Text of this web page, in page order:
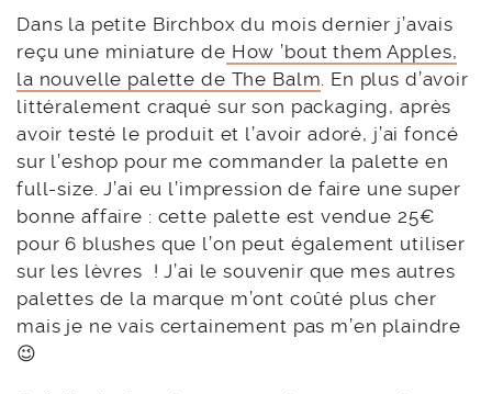
Dans la petite Birchbox du mois dernier j’avais
reçu une miniature de How ’bout them Apples,
la nouvelle palette de The Balm. En plus d’avoir
littéralement craqué sur son packaging, après
avoir testé le produit et l’avoir adoré, j’ai foncé
sur l’eshop pour me commander la palette en
full-size. J’ai eu l’impression de faire une super
bonne affaire : cette palette est vendue 25€
pour 6 blushes que l’on peut également utiliser
sur les lèvres ! J’ai le souvenir que mes autres
palettes de la marque m’ont coûté plus cher
mais je ne vais certainement pas m’en plaindre
😉